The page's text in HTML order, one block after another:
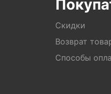
Скидки
Возврат
Способы